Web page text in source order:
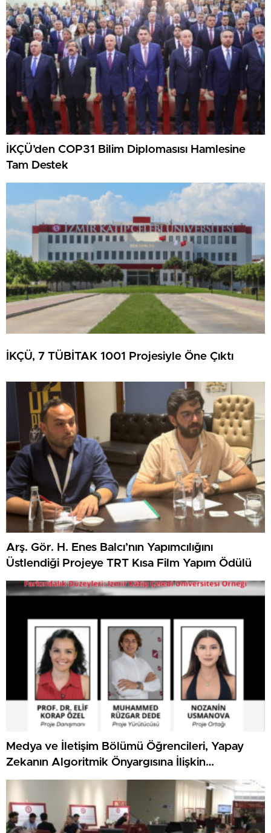
İKÇÜ’den COP31 Bilim Diplomasısı Hamlesine
Tam Destek
İKÇÜ, 7 TÜBİTAK 1001 Projesiyle Öne Çıktı
Arş. Gör. H. Enes Balcı’nın Yapımcılığını
Üstlendiği Projeye TRT Kısa Film Yapım Ödülü
Medya ve İletişim Bölümü Öğrencileri, Yapay
Zekanın Algoritmik Önyargısına İlişkin
Farkındalık Düzeylerini Araştıracak